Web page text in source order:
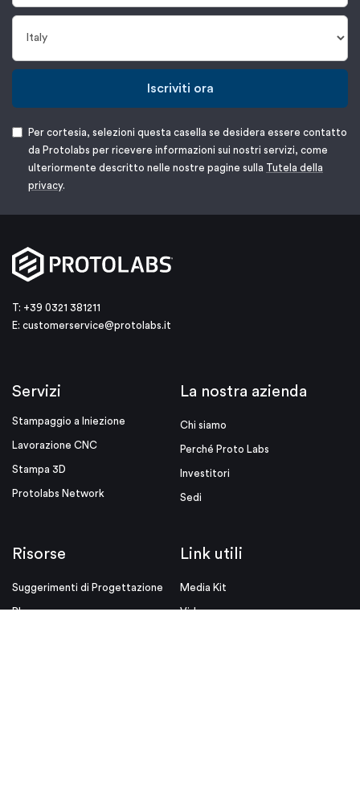
Iscriviti ora
Per cortesia, selezioni questa casella se desidera essere contatto
da Protolabs per ricevere informazioni sui nostri servizi, come
ulteriormente descritto nelle nostre pagine sulla Tutela della
privacy.
T: +39 0321 381211
E: customerservice@protolabs.it
Servizi
Stampaggio a Iniezione
Lavorazione CNC
Stampa 3D
Protolabs Network
La nostra azienda
Chi siamo
Perché Proto Labs
Investitori
Sedi
Risorse
Suggerimenti di Progettazione
Blog
Link utili
Media Kit
Videos